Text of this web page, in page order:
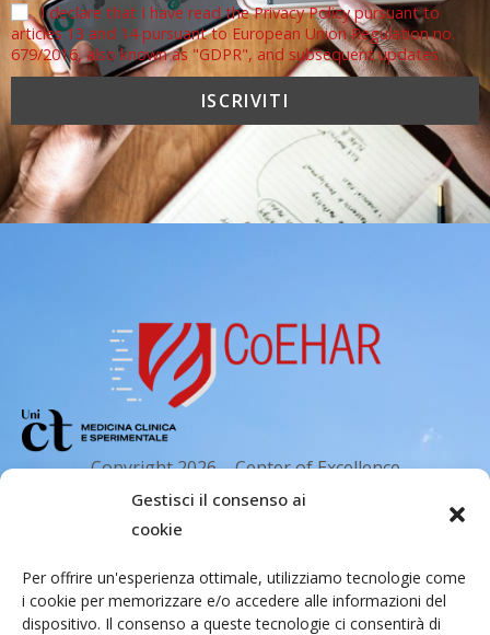
Gestisci il consenso ai
cookie
Per offrire un'esperienza ottimale, utilizziamo tecnologie come
i cookie per memorizzare e/o accedere alle informazioni del
dispositivo. Il consenso a queste tecnologie ci consentirà di
I declare that I have read the Privacy Policy pursuant to
articles 13 and 14 pursuant to European Union Regulation no.
679/2016, also known as "GDPR", and subsequent updates.
Copyright 2026 – Center of Excellence
for the acceleration of Harm Reduction.
Tutti i diritti riservati.
Indirizzo email